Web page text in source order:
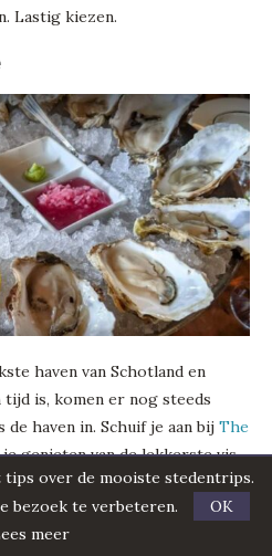
Lastig kiezen.
haven van Schotland en
is, komen er nog steeds
haven in. Schuif je aan bij The
je genieten van de lekkerste vis
krab, kreeft of trakteer
over de mooiste stedentrips.
bezoek te verbeteren.
OK
meer